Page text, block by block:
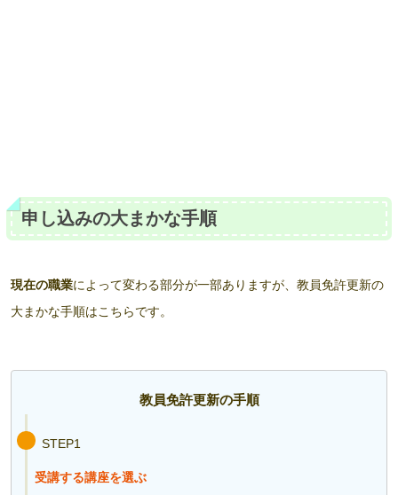
申し込みの大まかな手順
現在の職業によって変わる部分が一部ありますが、教員免許更新の
大まかな手順はこちらです。
教員免許更新の手順
STEP1
受講する講座を選ぶ